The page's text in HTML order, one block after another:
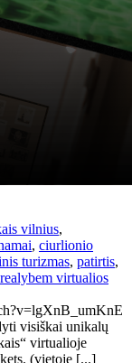
vilnius,
, ciurlionio
turizmas, patirtis,
virtualios
visiškai unikalų
virtualioje
(vietoje [...]